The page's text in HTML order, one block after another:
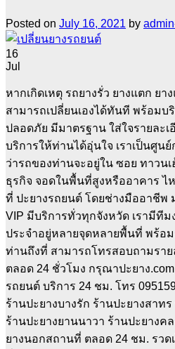
Posted on July 16, 2021 by
16
Jul
หากเกิดเหตุ รถยางรั่ว ยางแตก ย
สามารถเปลี่ยนเองได้ทันที พร้อมบริ
ปลอดภัย มีมาตรฐาน ใส่ใจรายละ
บริการให้ท่านได้อุ่นใจ เราเป็นศูน
ว่ารถของท่านจะอยู่ใน ซอย ทาวน
ธุรกิจ จอดในพื้นที่สูงหรืออาคาร ไ
ที่ ปะยางรถยนต์ โดยช่างมืออาชีพ
VIP มีบริการทั่วทุกจังหวัด เรามีที
ประจำอยู่หลายจุดหลายพื้นที่ พร้อ
ท่านถึงที่ สามารถโทรสอบถามราย
ตลอด 24 ชั่วโมง กรุณาปะยาง
รถยนต์ บริการ 24 ชม. โทร
ร้านปะยางบางรัก ร้านปะยางสาท
ร้านปะยางยานนาวา ร้านปะยางคล
ยางนอกสถานที่ ตลอด 24 ชม. รว